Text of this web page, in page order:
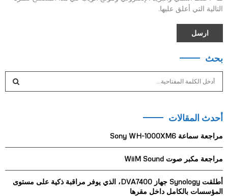
التالية التي أعلق عليها.
بحث
c
f
r
:
C
أحدث المقالات
مراجعة سماعة Sony WH-1000XM6
مراجعة مكبر صوت WiiM Sound
أطلقت Synology جهاز DVA7400، الذي يوفر مراقبة ذكية على مستوى
المؤسسات بالكامل داخل مقرها